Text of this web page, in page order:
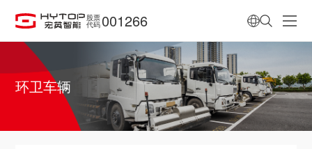
股票
代码 001266
环卫车辆